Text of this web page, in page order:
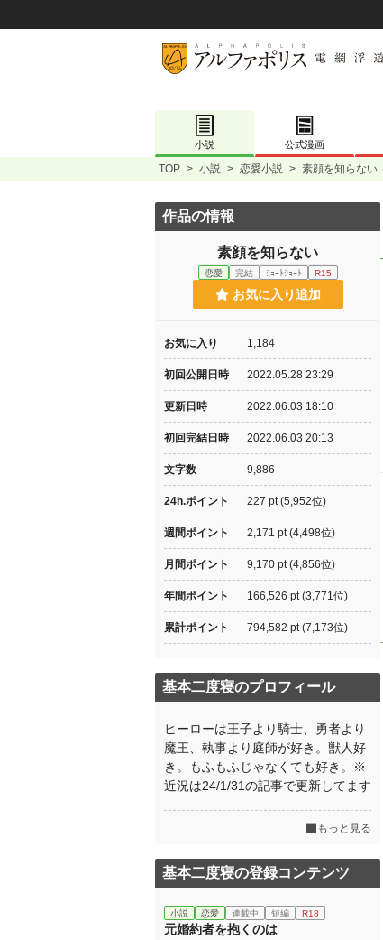
小説 公式漫画
TOP > 小説 > 恋愛小説 > 素顔を知らない
作品の情報
素顔を知らない
恋愛 完結 ｼｮｰﾄｼｮｰﾄ R15
お気に入り追加
お気に入り 1,184
初回公開日時 2022.05.28 23:29
更新日時 2022.06.03 18:10
初回完結日時 2022.06.03 20:13
文字数 9,886
24h.ポイント 227 pt (5,952位)
週間ポイント 2,171 pt (4,498位)
月間ポイント 9,170 pt (4,856位)
年間ポイント 166,526 pt (3,771位)
累計ポイント 794,582 pt (7,173位)
基本二度寝のプロフィール
ヒーローは王子より騎士、勇者より
魔王、執事より庭師が好き。獣人好
き。もふもふじゃなくても好き。※
近況は24/1/31の記事で更新してます
もっと見る
基本二度寝の登録コンテンツ
小説 恋愛 連載中 短編 R18
元婚約者を抱くのは